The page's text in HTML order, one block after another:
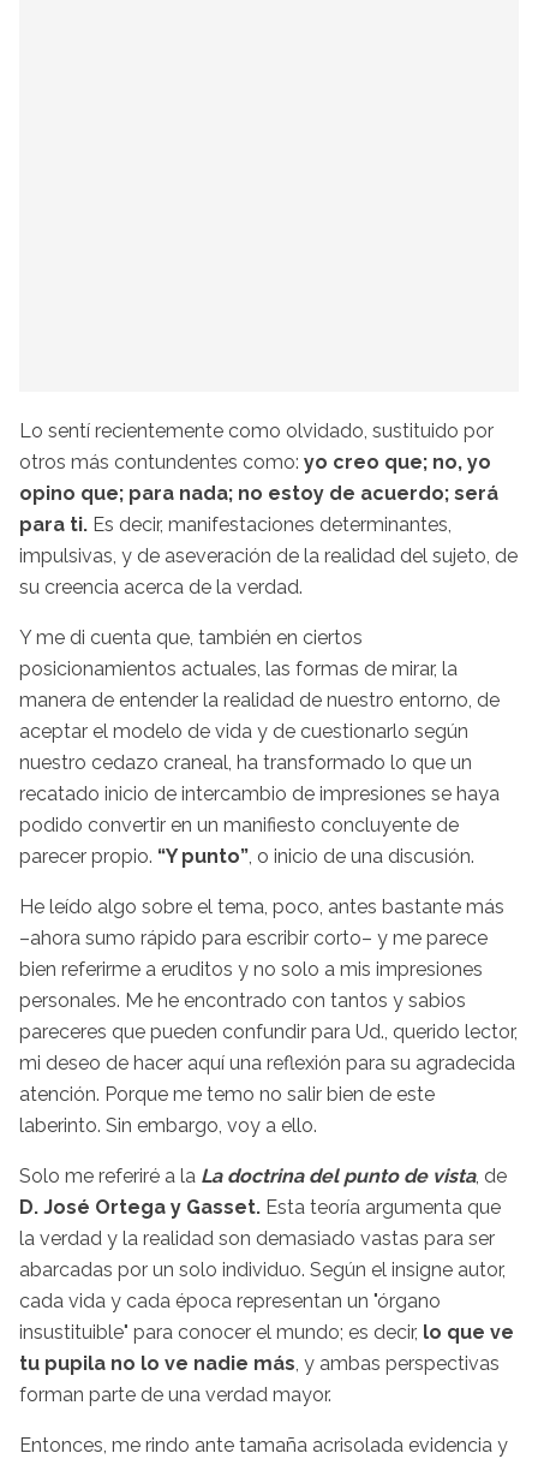
Lo sentí recientemente como olvidado, sustituido por
otros más contundentes como: yo creo que; no, yo
opino que; para nada; no estoy de acuerdo; será
para ti. Es decir, manifestaciones determinantes,
impulsivas, y de aseveración de la realidad del sujeto, de
su creencia acerca de la verdad.
Y me di cuenta que, también en ciertos
posicionamientos actuales, las formas de mirar, la
manera de entender la realidad de nuestro entorno, de
aceptar el modelo de vida y de cuestionarlo según
nuestro cedazo craneal, ha transformado lo que un
recatado inicio de intercambio de impresiones se haya
podido convertir en un manifiesto concluyente de
parecer propio. “Y punto”, o inicio de una discusión.
He leído algo sobre el tema, poco, antes bastante más
–ahora sumo rápido para escribir corto– y me parece
bien referirme a eruditos y no solo a mis impresiones
personales. Me he encontrado con tantos y sabios
pareceres que pueden confundir para Ud., querido lector,
mi deseo de hacer aquí una reflexión para su agradecida
atención. Porque me temo no salir bien de este
laberinto. Sin embargo, voy a ello.
Solo me referiré a la La doctrina del punto de vista, de
D. José Ortega y Gasset. Esta teoría argumenta que
la verdad y la realidad son demasiado vastas para ser
abarcadas por un solo individuo. Según el insigne autor,
cada vida y cada época representan un "órgano
insustituible" para conocer el mundo; es decir, lo que ve
tu pupila no lo ve nadie más, y ambas perspectivas
forman parte de una verdad mayor.
Entonces, me rindo ante tamaña acrisolada evidencia y